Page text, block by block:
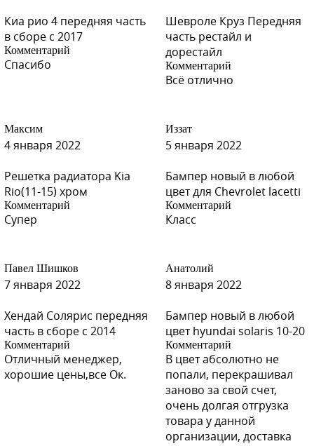
Киа рио 4 передняя часть
в сборе с 2017
Комментарий
Спасибо
Шевроле Круз Передняя
часть рестайл и
дорестайл
Комментарий
Всё отлично
Максим
4 января 2022
Решетка радиатора Kia
Rio(11-15) хром
Комментарий
Супер
Иззат
5 января 2022
Бампер новый в любой
цвет для Chevrolet lacetti
Комментарий
Класс
Павел Шишков
7 января 2022
Хендай Солярис передняя
часть в сборе с 2014
Комментарий
Отличный менеджер,
хорошие цены,все Ок.
Анатолий
8 января 2022
Бампер новый в любой
цвет hyundai solaris 10-20
Комментарий
В цвет абсолютно не
попали, перекрашивал
заново за свой счет,
очень долгая отгрузка
товара у данной
организации, доставка